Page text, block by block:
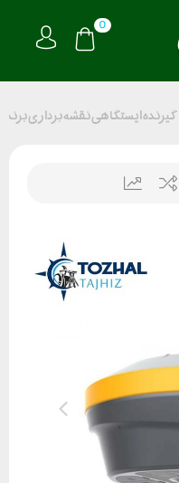
0
گیرنده ایستگاهی نقشه برداری برند Hi target مدل irtk4